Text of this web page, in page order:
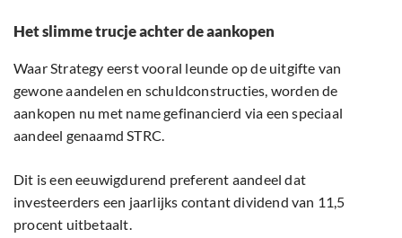
Het slimme trucje achter de aankopen
Waar Strategy eerst vooral leunde op de uitgifte van
gewone aandelen en schuldconstructies, worden de
aankopen nu met name gefinancierd via een speciaal
aandeel genaamd STRC.
Dit is een eeuwigdurend preferent aandeel dat
investeerders een jaarlijks contant dividend van 11,5
procent uitbetaalt.